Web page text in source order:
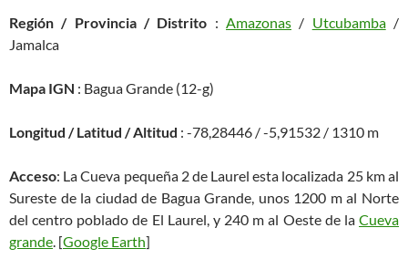
Región / Provincia / Distrito :Amazonas / Utcubamba/
Jamalca
Mapa IGN : Bagua Grande (12-g)
Longitud / Latitud / Altitud : -78,28446 / -5,91532 / 1310 m
Acceso: La Cueva pequeña 2 de Laurel esta localizada 25 km al
Sureste de la ciudad de Bagua Grande, unos 1200 m al Norte
del centro poblado de El Laurel, y 240 m al Oeste de la Cueva
grande. [Google Earth]